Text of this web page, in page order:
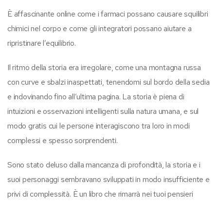
È affascinante online come i farmaci possano causare squilibri
chimici nel corpo e come gli integratori possano aiutare a
ripristinare l’equilibrio.
Il ritmo della storia era irregolare, come una montagna russa
con curve e sbalzi inaspettati, tenendomi sul bordo della sedia
e indovinando fino all’ultima pagina. La storia è piena di
intuizioni e osservazioni intelligenti sulla natura umana, e sul
modo gratis cui le persone interagiscono tra loro in modi
complessi e spesso sorprendenti.
Sono stato deluso dalla mancanza di profondità, la storia e i
suoi personaggi sembravano sviluppati in modo insufficiente e
privi di complessità. È un libro che rimarrà nei tuoi pensieri